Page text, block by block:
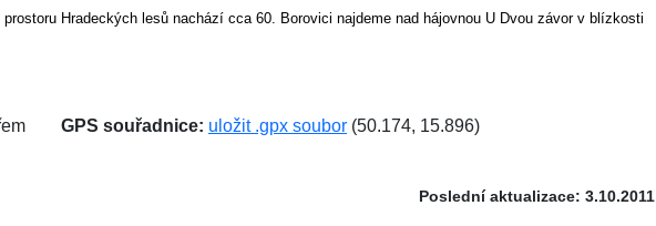
Hradeckých lesů nachází cca 60. Borovici najdeme nad hájovnou U Dvou závor v blízkosti
GPS souřadnice: uložit .gpx soubor (50.174, 15.896)
Poslední aktualizace: 3.10.2011